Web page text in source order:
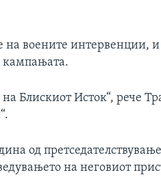
на воените интервенции, и
кампањата.
Блискиот Исток“, рече
од
на неговиот